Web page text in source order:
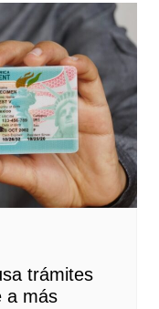
trámites
a más